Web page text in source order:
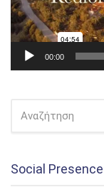
00:00
ΓΙΑ:
Social Presence